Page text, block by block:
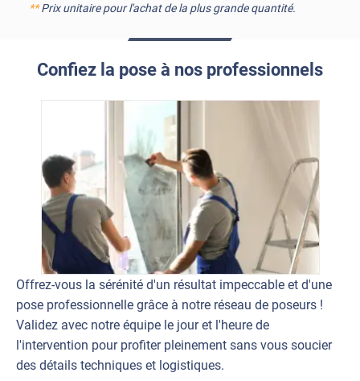
**Prix unitaire pour l'achat de la plus grande quantité.
Confiez la pose à nos professionnels
Offrez-vous la sérénité d'un résultat impeccable et d'une
pose professionnelle grâce à notre réseau de poseurs !
Validez avec notre équipe le jour et l'heure de
l'intervention pour profiter pleinement sans vous soucier
des détails techniques et logistiques.